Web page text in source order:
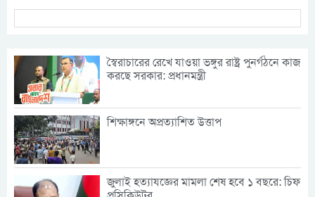
স্বৈরাচারের রেখে যাওয়া ভঙ্গুর রাষ্ট্র পুনর্গঠনে কাজ
করছে সরকার: প্রধানমন্ত্রী
শিক্ষাঙ্গনে অপ্রত্যাশিত উত্তাপ
জুলাই হত্যাযজ্ঞের মামলা শেষ হবে ১ বছরে: চিফ